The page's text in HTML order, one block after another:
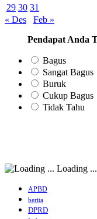
29 30 31
« Des
Feb »
Pendapat Anda
Bagus
Sangat Bagus
Buruk
Cukup Bagus
Tidak Tahu
Loading ...
APBD
berita
DPRD